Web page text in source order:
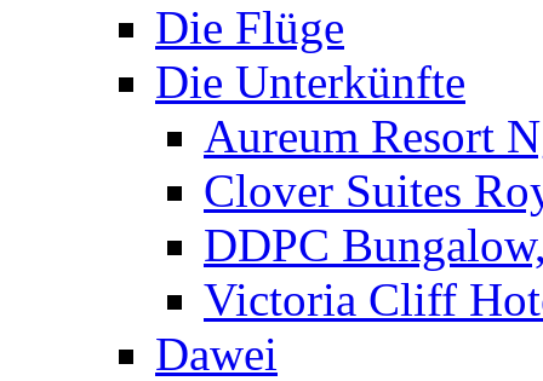
Die Flüge
Die Unterkünfte
Aureum Resort
Clover Suites
DDPC
Victoria Cliff
Dawei